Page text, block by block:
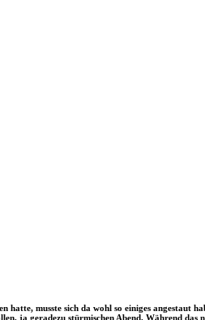
musste sich da wohl so einiges angestaut
ja geradezu stürmischen Abend. Während das